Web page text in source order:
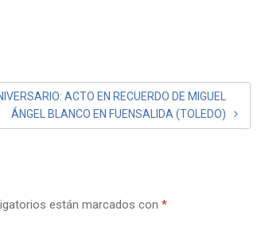
ACTO EN RECUERDO DE MIGUEL
ÁNGEL BLANCO EN FUENSALIDA (TOLEDO)
están marcados con *